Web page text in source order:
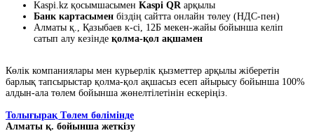
Kaspi.kz қосымшасымен Kaspi QRарқылы
Банк картасымен біздің сайтта онлайн төлеу (НДС-пен)
Алматы қ., Қазыбаев к-сі, 12Б мекен-жайы бойынша келіп
сатып алу кезінде қолма-қол ақшамен
Көлік компаниялары мен курьерлік қызметтер арқылы жіберетін
барлық тапсырыстар қолма-қол ақшасыз есеп айырысу бойынша 100%
алдын-ала төлем бойынша жөнелтілетінін ескеріңіз.
Толығырақ Төлем бөлімінде
Алматы қ. бойынша жеткізу